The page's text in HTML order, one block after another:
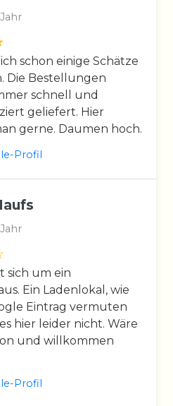
schon einige Schätze
Die Bestellungen
schnell und
geliefert. Hier
gerne. Daumen hoch.
Profil
sich um ein
Ein Ladenlokal, wie
Eintrag vermuten
hier leider nicht. Wäre
und willkommen
Profil